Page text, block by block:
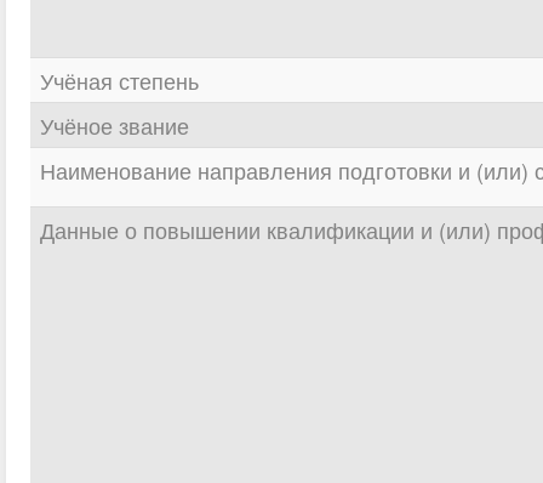
Учёная степень
Учёное звание
Наименование направления подготовки и (или)
Данные о повышении квалификации и (или)